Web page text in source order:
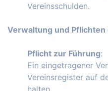
Vereinsschulden.
Verwaltung und Pflichten
Pflicht zur Führung:
Ein eingetragener
Vereinsregister auf
halten.